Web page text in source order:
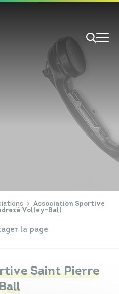
Association Sportive
Volley-Ball
la page
Saint Pierre